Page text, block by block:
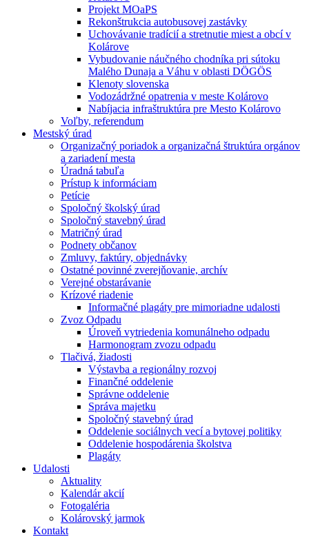
Projekt MOaPS
Rekonštrukcia autobusovej zastávky
Uchovávanie tradícií a stretnutie miest a obcí v
Kolárove
Vybudovanie náučného chodníka pri sútoku
Malého Dunaja a Váhu v oblasti DÖGÖS
Klenoty slovenska
Vodozádržné opatrenia v meste Kolárovo
Nabíjacia infraštruktúra pre Mesto Kolárovo
Voľby, referendum
Mestský úrad
Organizačný poriadok a organizačná štruktúra orgánov
a zariadení mesta
Úradná tabuľa
Prístup k informáciam
Petície
Spoločný školský úrad
Spoločný stavebný úrad
Matričný úrad
Podnety občanov
Zmluvy, faktúry, objednávky
Ostatné povinné zverejňovanie, archív
Verejné obstarávanie
Krízové riadenie
Informačné plagáty pre mimoriadne udalosti
Zvoz Odpadu
Úroveň vytriedenia komunálneho odpadu
Harmonogram zvozu odpadu
Tlačivá, žiadosti
Výstavba a regionálny rozvoj
Finančné oddelenie
Správne oddelenie
Správa majetku
Spoločný stavebný úrad
Oddelenie sociálnych vecí a bytovej politiky
Oddelenie hospodárenia školstva
Plagáty
Udalosti
Aktuality
Kalendár akcií
Fotogaléria
Kolárovský jarmok
Kontakt